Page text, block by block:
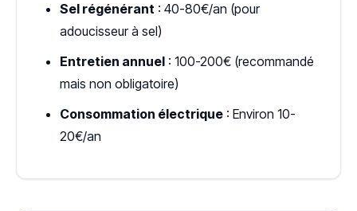
Sel régénérant : 40-80€/an (pour
adoucisseur à sel)
Entretien annuel : 100-200€ (recommandé
mais non obligatoire)
Consommation électrique : Environ 10-
20€/an